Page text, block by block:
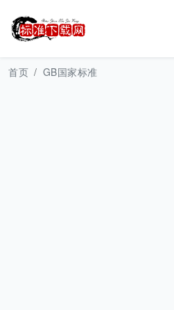
首页 GB国家标准